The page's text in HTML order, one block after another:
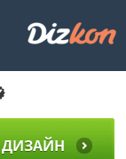
ДИЗАЙН